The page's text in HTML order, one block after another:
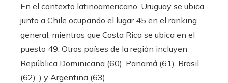
En el contexto latinoamericano, Uruguay se ubica
junto a Chile ocupando el lugar 45 en el ranking
general, mientras que Costa Rica se ubica en el
puesto 49. Otros países de la región incluyen
República Dominicana (60), Panamá (61). Brasil
(62). ) y Argentina (63).